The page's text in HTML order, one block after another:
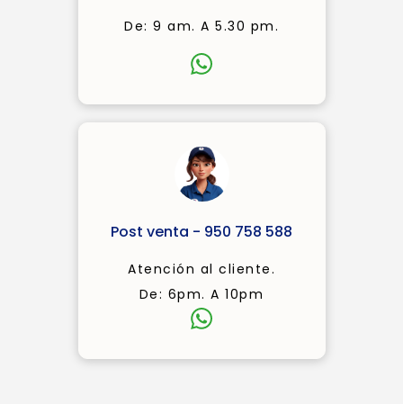
De: 9 am. A 5.30 pm.
Post venta - 950 758 588
Atención al cliente.
De: 6pm. A 10pm